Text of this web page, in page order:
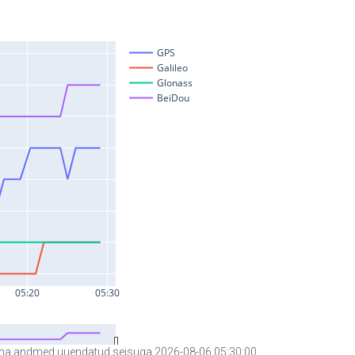
andmed uuendatud seisuga 2026-08-06 05:30:00